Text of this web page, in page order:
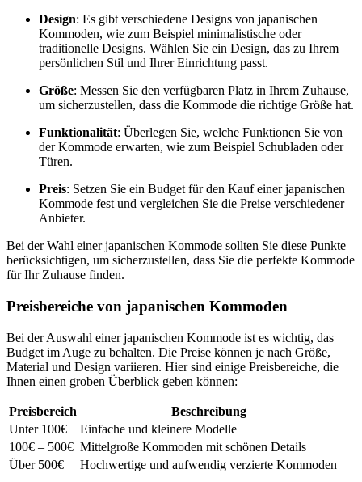
Design: Es gibt verschiedene Designs von japanischen
Kommoden, wie zum Beispiel minimalistische oder
traditionelle Designs. Wählen Sie ein Design, das zu Ihrem
persönlichen Stil und Ihrer Einrichtung passt.
Größe: Messen Sie den verfügbaren Platz in Ihrem Zuhause,
um sicherzustellen, dass die Kommode die richtige Größe hat.
Funktionalität: Überlegen Sie, welche Funktionen Sie von
der Kommode erwarten, wie zum Beispiel Schubladen oder
Türen.
Preis: Setzen Sie ein Budget für den Kauf einer japanischen
Kommode fest und vergleichen Sie die Preise verschiedener
Anbieter.
Bei der Wahl einer japanischen Kommode sollten Sie diese Punkte
berücksichtigen, um sicherzustellen, dass Sie die perfekte Kommode
für Ihr Zuhause finden.
Preisbereiche von japanischen Kommoden
Bei der Auswahl einer japanischen Kommode ist es wichtig, das
Budget im Auge zu behalten. Die Preise können je nach Größe,
Material und Design variieren. Hier sind einige Preisbereiche, die
Ihnen einen groben Überblick geben können:
Preisbereich
Beschreibung
Unter 100€
Einfache und kleinere Modelle
100€ – 500€ Mittelgroße Kommoden mit schönen Details
Über 500€
Hochwertige und aufwendig verzierte Kommoden